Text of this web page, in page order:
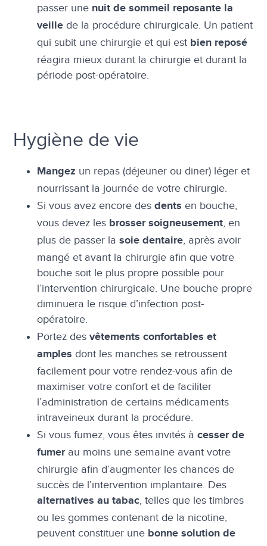
passer une nuit de sommeil reposante la
veille de la procédure chirurgicale. Un patient
qui subit une chirurgie et qui est bien reposé
réagira mieux durant la chirurgie et durant la
période post-opératoire.
Hygiène de vie
Mangez un repas (déjeuner ou diner) léger et
nourrissant la journée de votre chirurgie.
Si vous avez encore desdents en bouche,
vous devez les brosser soigneusement, en
plus de passer lasoie dentaire, après avoir
mangé et avant la chirurgie afin que votre
bouche soit le plus propre possible pour
l’intervention chirurgicale. Une bouche propre
diminuera le risque d’infection post-
opératoire.
Portez desvêtements confortables et
amples dont les manches se retroussent
facilement pour votre rendez-vous afin de
maximiser votre confort et de faciliter
l’administration de certains médicaments
intraveineux durant la procédure.
Si vous fumez, vous êtes invités àcesser de
fumerau moins une semaine avant votre
chirurgie afin d’augmenter les chances de
succès de l’intervention implantaire. Des
alternatives au tabac, telles que les timbres
ou les gommes contenant de la nicotine,
peuvent constituer une bonne solution de